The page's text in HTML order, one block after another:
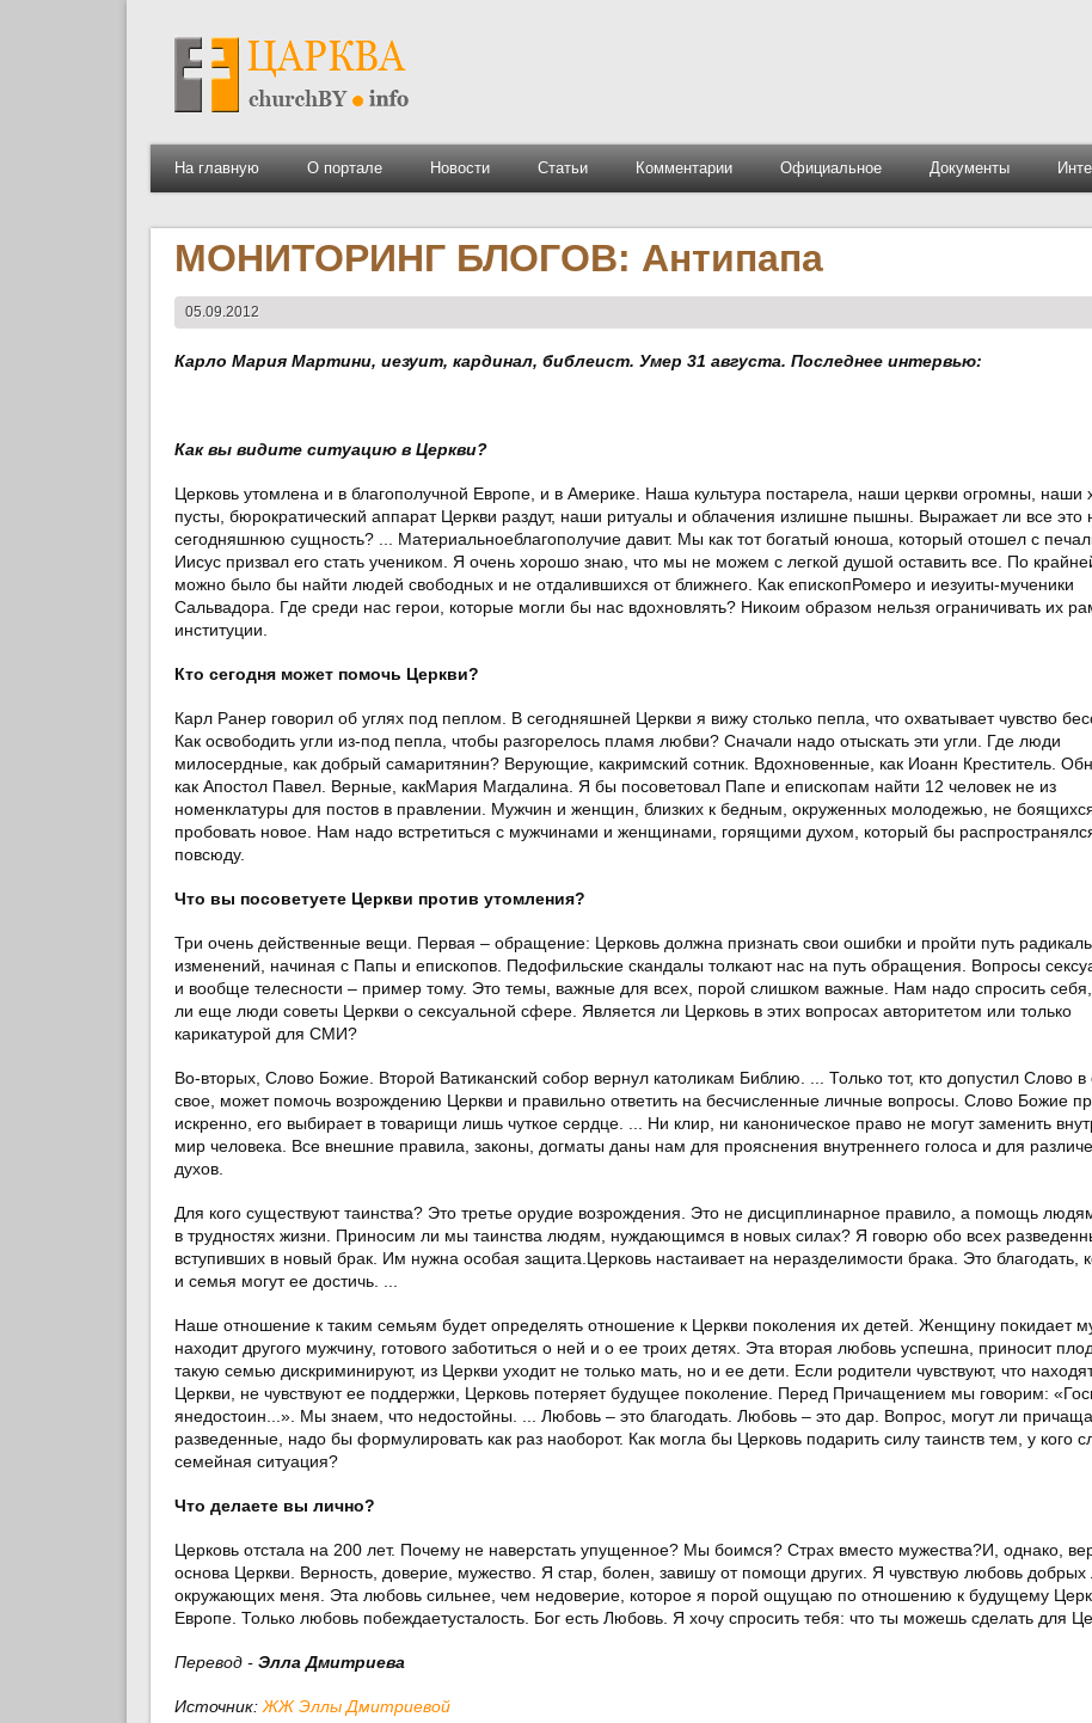
На главную О портале Новости Статьи Комментарии Официальное Документы
МОНИТОРИНГ БЛОГОВ: Антипапа
05.09.2012
Карло Мария Мартини, иезуит, кардинал, библеист. Умер 31 августа. Последнее интервью:
Как вы видите ситуацию в Церкви?
Церковь утомлена и в благополучной Европе, и в Америке. Наша культура постарела, наши церкви огромны, наши
пусты, бюрократический аппарат Церкви раздут, наши ритуалы и облачения излишне пышны. Выражает ли все это
сегодняшнюю сущность? ... Материальноеблагополучие давит. Мы как тот богатый юноша, который отошел с
Иисус призвал его стать учеником. Я очень хорошо знаю, что мы не можем с легкой душой оставить все. По
можно было бы найти людей свободных и не отдалившихся от ближнего. Как епископРомеро и иезуиты-мученики
Сальвадора. Где среди нас герои, которые могли бы нас вдохновлять? Никоим образом нельзя ограничивать их
институции.
Кто сегодня может помочь Церкви?
Карл Ранер говорил об углях под пеплом. В сегодняшней Церкви я вижу столько пепла, что охватывает чувство
Как освободить угли из-под пепла, чтобы разгорелось пламя любви? Сначали надо отыскать эти угли. Где люди
милосердные, как добрый самаритянин? Верующие, какримский сотник. Вдохновенные, как Иоанн Креститель.
как Апостол Павел. Верные, какМария Магдалина. Я бы посоветовал Папе и епископам найти 12 человек не из
номенклатуры для постов в правлении. Мужчин и женщин, близких к бедным, окруженных молодежью, не
пробовать новое. Нам надо встретиться с мужчинами и женщинами, горящими духом, который бы
повсюду.
Что вы посоветуете Церкви против утомления?
Три очень действенные вещи. Первая – обращение: Церковь должна признать свои ошибки и пройти путь
изменений, начиная с Папы и епископов. Педофильские скандалы толкают нас на путь обращения. Вопросы
и вообще телесности – пример тому. Это темы, важные для всех, порой слишком важные. Нам надо спросить
ли еще люди советы Церкви о сексуальной сфере. Является ли Церковь в этих вопросах авторитетом или только
карикатурой для СМИ?
Во-вторых, Слово Божие. Второй Ватиканский собор вернул католикам Библию. ... Только тот, кто допустил Слово в
свое, может помочь возрождению Церкви и правильно ответить на бесчисленные личные вопросы. Слово Божие
искренно, его выбирает в товарищи лишь чуткое сердце. ... Ни клир, ни каноническое право не могут заменить
мир человека. Все внешние правила, законы, догматы даны нам для прояснения внутреннего голоса и для
духов.
Для кого существуют таинства? Это третье орудие возрождения. Это не дисциплинарное правило, а помощь
в трудностях жизни. Приносим ли мы таинства людям, нуждающимся в новых силах? Я говорю обо всех
вступивших в новый брак. Им нужна особая защита.Церковь настаивает на неразделимости брака. Это благодать,
и семья могут ее достичь. ...
Наше отношение к таким семьям будет определять отношение к Церкви поколения их детей. Женщину покидает
находит другого мужчину, готового заботиться о ней и о ее троих детях. Эта вторая любовь успешна, приносит
такую семью дискриминируют, из Церкви уходит не только мать, но и ее дети. Если родители чувствуют, что
Церкви, не чувствуют ее поддержки, Церковь потеряет будущее поколение. Перед Причащением мы говорим:
янедостоин...». Мы знаем, что недостойны. ... Любовь – это благодать. Любовь – это дар. Вопрос, могут ли
разведенные, надо бы формулировать как раз наоборот. Как могла бы Церковь подарить силу таинств тем, у кого
семейная ситуация?
Что делаете вы лично?
Церковь отстала на 200 лет. Почему не наверстать упущенное? Мы боимся? Страх вместо мужества?И, однако,
основа Церкви. Верность, доверие, мужество. Я стар, болен, завишу от помощи других. Я чувствую любовь добрых
окружающих меня. Эта любовь сильнее, чем недоверие, которое я порой ощущаю по отношению к будущему
Европе. Только любовь побеждаетусталость. Бог есть Любовь. Я хочу спросить тебя: что ты можешь сделать для
Перевод - Элла Дмитриева
Источник: ЖЖ Эллы Дмитриевой